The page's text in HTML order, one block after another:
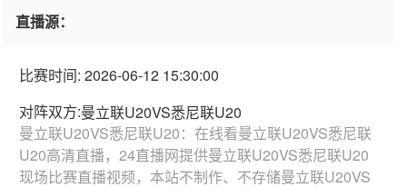
直播源：
比赛时间: 2026-06-12 15:30:00
对阵双方:曼立联U20VS悉尼联U20
曼立联U20VS悉尼联U20：在线看曼立联U20VS悉尼联
U20高清直播，24直播网提供曼立联U20VS悉尼联U20
现场比赛直播视频，本站不制作、不存储曼立联U20VS